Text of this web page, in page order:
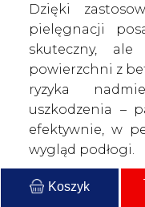
Dzięki
pielęgnacji
skuteczny,
powierzchni z
ryzyka
uszkodzenia –
efektywnie, w
wygląd podłogi.
Dlaczego
Koszyk